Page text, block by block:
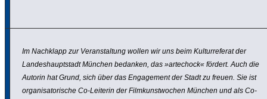
Im Nachklapp zur Veran­stal­tung wollen wir uns beim Kultur­re­ferat der
Landes­haupt­stadt München bedanken, das »artechock« fördert. Auch die
Autorin hat Grund, sich über das Enga­ge­ment der Stadt zu freuen. Sie ist
orga­ni­sa­to­ri­sche Co-Leiterin der Film­kunst­wo­chen München und als Co-